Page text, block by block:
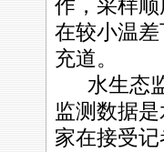
作，采样
在较小温
充道。
水生态监
监测数据
家在接受